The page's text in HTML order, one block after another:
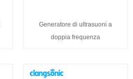
Generatore di ultrasuoni a
doppia frequenza